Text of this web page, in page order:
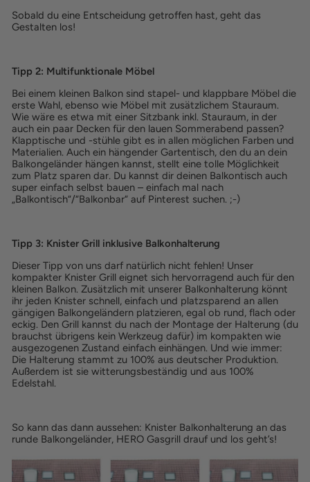
Sobald du eine Entscheidung getroffen hast, geht das
Gestalten los!
Tipp 2: Multifunktionale Möbel
Bei einem kleinen Balkon sind stapel- und klappbare Möbel die
erste Wahl, ebenso wie Möbel mit zusätzlichem Stauraum.
Wie wäre es etwa mit einer Sitzbank inkl. Stauraum, in der
auch ein paar Decken für den lauen Sommerabend passen?
Klapptische und -stühle gibt es in allen möglichen Farben und
Materialien. Auch ein hängender Gartentisch, den du an dein
Balkongeländer hängen kannst, stellt eine tolle Möglichkeit
zum Platz sparen dar. Du kannst dir deinen Balkontisch auch
super einfach selbst bauen – einfach mal nach
„Balkontisch“/“Balkonbar“ auf Pinterest suchen. ;-)
Tipp 3: Knister Grill inklusive Balkonhalterung
Dieser Tipp von uns darf natürlich nicht fehlen! Unser
kompakter Knister Grill eignet sich hervorragend auch für den
kleinen Balkon. Zusätzlich mit unserer Balkonhalterung könnt
ihr jeden Knister schnell, einfach und platzsparend an allen
gängigen Balkongeländern platzieren, egal ob rund, flach oder
eckig. Den Grill kannst du nach der Montage der Halterung (du
brauchst übrigens kein Werkzeug dafür) im kompakten wie
ausgezogenen Zustand einfach einhängen. Und wie immer:
Die Halterung stammt zu 100% aus deutscher Produktion.
Außerdem ist sie witterungsbeständig und aus 100%
Edelstahl.
So kann das dann aussehen: Knister Balkonhalterung an das
runde Balkongeländer, HERO Gasgrill drauf und los geht’s!